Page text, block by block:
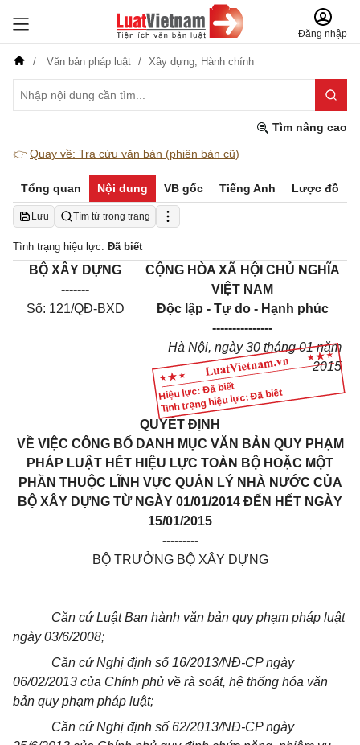
Đăng nhập
Văn bản pháp luật Xây dựng, Hành chính
Tìm nâng cao
👉 Quay về: Tra cứu văn bản (phiên bản cũ)
Tổng quan Nội dung VB gốc Tiếng Anh Lược đồ
Lưu Tìm từ trong trang
Tình trạng hiệu lực: Đã biết
Hiệu lực: Đã biết
Tình trạng hiệu lực: Đã biết
BỘ XÂY DỰNG
-------
Số: 121/QĐ-BXD
CỘNG HÒA XÃ HỘI CHỦ NGHĨA
VIỆT NAM
Độc lập - Tự do - Hạnh phúc
---------------
Hà Nội, ngày 30 tháng 01 năm
2015
QUYẾT ĐỊNH
VỀ VIỆC CÔNG BỐ DANH MỤC VĂN BẢN QUY PHẠM
PHÁP LUẬT HẾT HIỆU LỰC TOÀN BỘ HOẶC MỘT
PHẦN THUỘC LĨNH VỰC QUẢN LÝ NHÀ NƯỚC CỦA
BỘ XÂY DỰNG TỪ NGÀY 01/01/2014 ĐẾN HẾT NGÀY
15/01/2015
---------
BỘ TRƯỞNG BỘ XÂY DỰNG
Căn cứ Luật Ban hành văn bản quy phạm pháp luật
ngày 03/6/2008;
Căn cứ Nghị định số 16/2013/NĐ-CP ngày
06/02/2013 của Chính phủ về rà soát, hệ thống hóa văn
bản quy phạm pháp luật;
Căn cứ Nghị định số 62/2013/NĐ-CP ngày